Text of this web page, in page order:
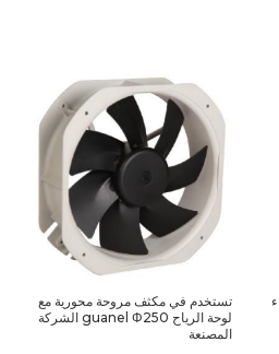
تستخدم في مكثف مروحة محورية مع
لوحة الرياح guanel Φ250 الشركة
المصنعة